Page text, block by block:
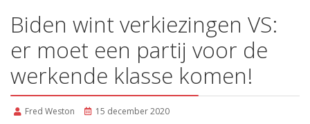
Biden wint verkiezingen VS:
er moet een partij voor de
werkende klasse komen!
Fred Weston 15 december 2020